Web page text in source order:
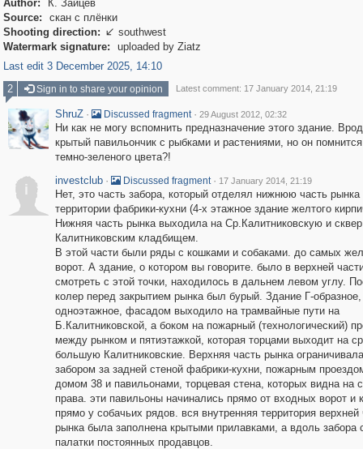
Author:
К. Зайцев
Source:
скан с плёнки
Shooting direction:  southwest
Watermark signature:
uploaded by Ziatz
Last edit 3 December 2025, 14:10
2
Sign in to share your opinion Latest comment: 17 January 2014, 21:19
ShruZ · Discussed fragment · 29 August 2012, 02:32
Ни как не могу вспомнить предназначение этого здание.
крытый павильончик с рыбками и растениями, но он
темно-зеленого цвета?!
i
investclub · Discussed fragment · 17 January 2014, 21:19
Нет, это часть забора, который отделял нижнюю часть рынка
территории фабрики-кухни (4-х этажное здание желтого
Нижняя часть рынка выходила на Ср.Калитниковскую и
Калитниковским кладбищем.
В этой части были ряды с кошками и собаками. до самых
ворот. А здание, о котором вы говорите. было в верхней
смотреть с этой точки, находилось в дальнем левом углу.
колер перед закрытием рынка был бурый. Здание Г-образное,
одноэтажное, фасадом выходило на трамвайные пути на
Б.Калитниковской, а боком на пожарный (технологический)
между рынком и пятиэтажкой, которая торцами выходит на
большую Калитниковские. Верхняя часть рынка
забором за задней стеной фабрики-кухни, пожарным
домом 38 и павильонами, торцевая стена, которых видна на
права. эти павильоны начинались прямо от входных ворот и
прямо у собачьих рядов. вся внутренняя территория верхней
рынка была заполнена крытыми прилавками, а вдоль забора
палатки постоянных продавцов.